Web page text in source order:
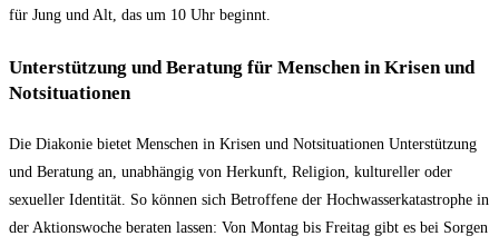
für Jung und Alt, das um 10 Uhr beginnt.
Unterstützung und Beratung für Menschen in Krisen und
Notsituationen
Die Diakonie bietet Menschen in Krisen und Notsituationen Unterstützung
und Beratung an, unabhängig von Herkunft, Religion, kultureller oder
sexueller Identität. So können sich Betroffene der Hochwasserkatastrophe in
der Aktionswoche beraten lassen: Von Montag bis Freitag gibt es bei Sorgen